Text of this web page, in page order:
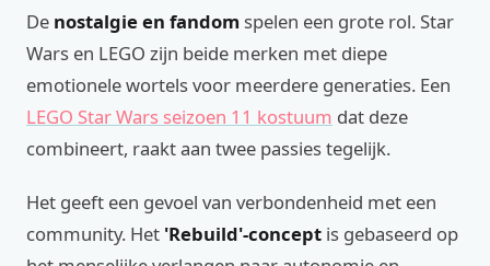
De nostalgie en fandom spelen een grote rol. Star
Wars en LEGO zijn beide merken met diepe
emotionele wortels voor meerdere generaties. Een
LEGO Star Wars seizoen 11 kostuum dat deze
combineert, raakt aan twee passies tegelijk.
Het geeft een gevoel van verbondenheid met een
community. Het 'Rebuild'-concept is gebaseerd op